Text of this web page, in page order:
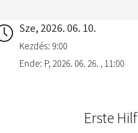
Sze, 2026. 06. 10.
Kezdés: 9:00
Ende: P, 2026. 06. 26. , 11:00
Erste